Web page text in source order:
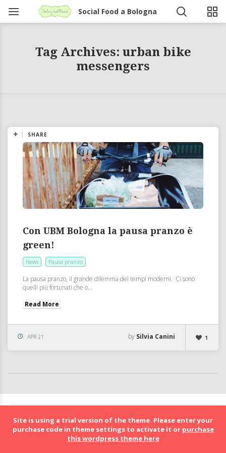
Social Food a Bologna
Tag Archives: urban bike
messengers
SHARE
Con UBM Bologna la pausa pranzo è
green!
News Pausa pranzo
La pausa pranzo, il grande dilemma dei tempi moderni. Ci sono
quelli più fortunati che o...
Read More
APR 21 1
by Silvia Canini
Site is using a trial version of the theme. Please enter your
purchase code in theme settings to activate it or purchase
this wordpress theme here